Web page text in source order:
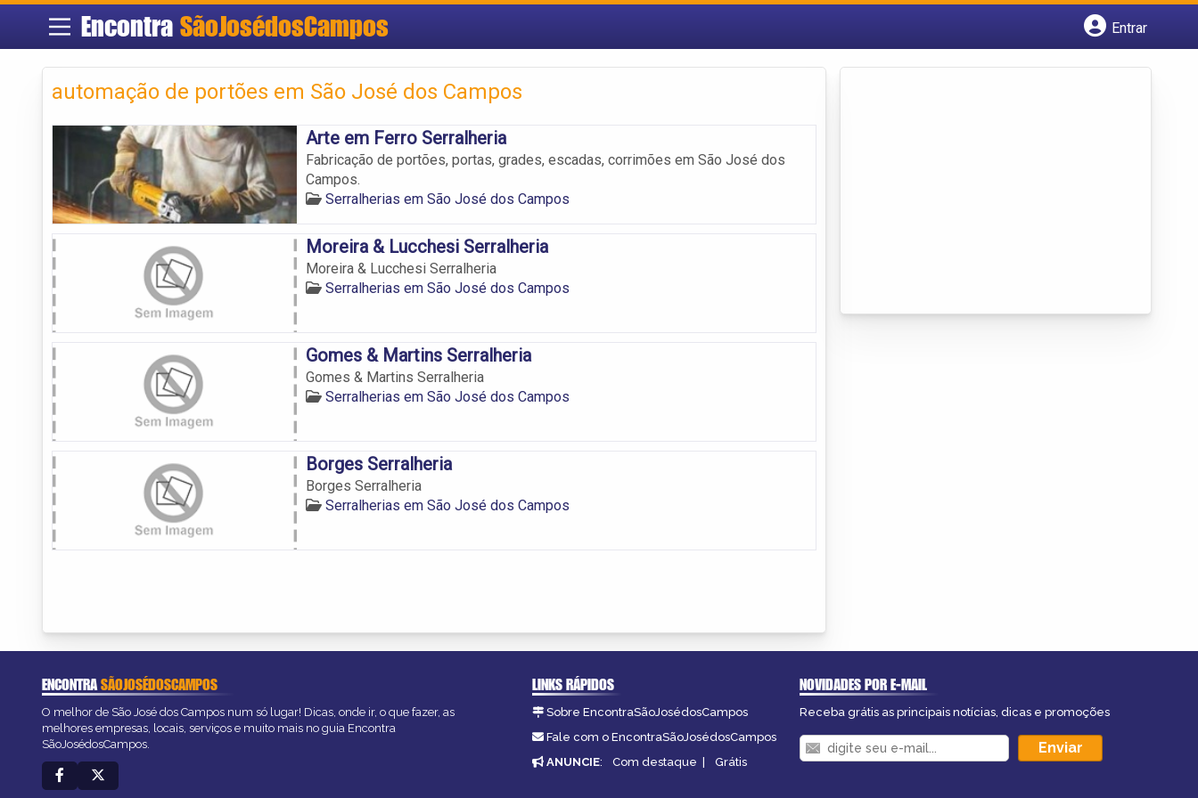
Encontra SãoJosédosCampos
Entrar
automação de portões em São José dos Campos
Arte em Ferro Serralheria
Fabricação de portões, portas, grades, escadas, corrimões em São José dos
Campos.
Serralherias em São José dos Campos
Moreira & Lucchesi Serralheria
Moreira & Lucchesi Serralheria
Serralherias em São José dos Campos
Gomes & Martins Serralheria
Gomes & Martins Serralheria
Serralherias em São José dos Campos
Borges Serralheria
Borges Serralheria
Serralherias em São José dos Campos
ENCONTRASÃOJOSÉDOSCAMPOS
O melhor de São José dos Campos num só lugar! Dicas, onde ir, o que fazer, as
melhores empresas, locais, serviços e muito mais no guia Encontra
SãoJosédosCampos.
LINKS RÁPIDOS
Sobre EncontraSãoJosédosCampos
Fale com o EncontraSãoJosédosCampos
ANUNCIE: Com destaque | Grátis
NOVIDADES POR E-MAIL
Receba grátis as principais notícias, dicas e promoções